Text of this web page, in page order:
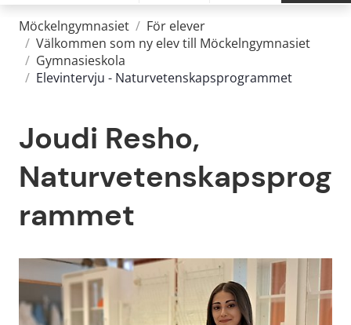
Möckelngymnasiet / För elever
/ Välkommen som ny elev till Möckelngymnasiet
/ Gymnasieskola
/ Elevintervju - Naturvetenskapsprogrammet
Joudi Resho,
Naturvetenskapsprog
rammet